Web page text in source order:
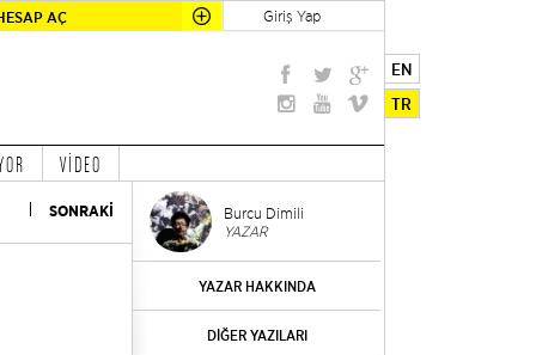
AÇ Giriş Yap
EN
TR
VİDEO
SONRAKİ Burcu Dimili
YAZAR
YAZAR HAKKINDA
DİĞER YAZILARI